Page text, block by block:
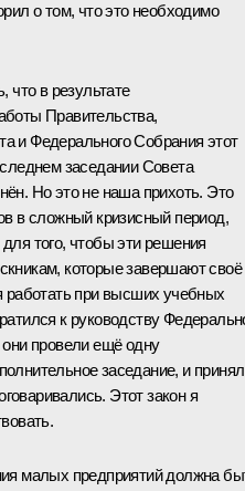
о том, что это необходимо
что в результате
Правительства,
и Федерального Собрания этот
заседании Совета
Но это не наша прихоть. Это
в сложный кризисный период,
того, чтобы эти решения
которые завершают своё
работать при высших учебных
к руководству
провели ещё одну
заседание, и
Этот закон я
малых предприятий должна